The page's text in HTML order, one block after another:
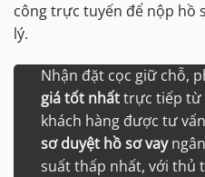
công trực tuyến để nộp hồ
lý.
Nhận đặt cọc giữ chỗ,
giá tốt nhấttrực tiếp từ
khách hàng được tư
sơ duyệt hồ sơ vay
suất thấp nhất, với thủ